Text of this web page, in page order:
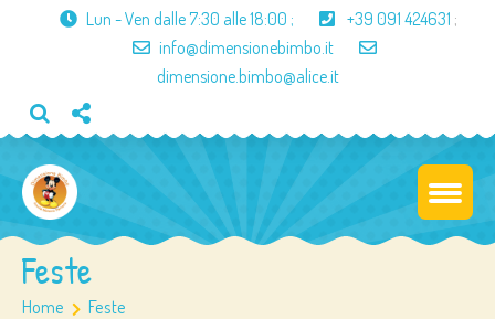
Lun - Ven dalle7:30 alle 18:00 ; +39 091 424631 ;
info@dimensionebimbo.it
dimensione.bimbo@alice.it
Feste
Home Feste